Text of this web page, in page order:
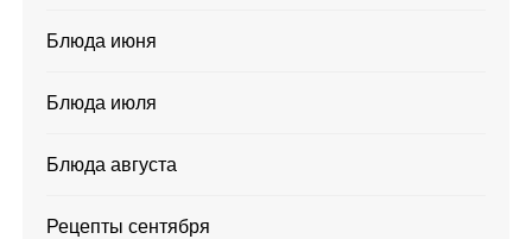
Блюда июня
Блюда июля
Блюда августа
Рецепты сентября